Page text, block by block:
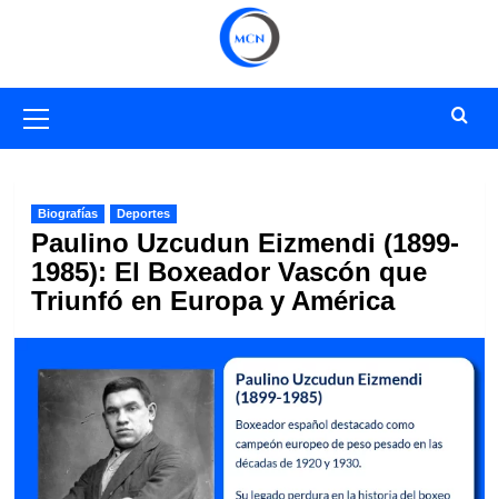
primario
Biografías Deportes
Paulino Uzcudun Eizmendi (1899-
1985): El Boxeador Vascón que
Triunfó en Europa y América